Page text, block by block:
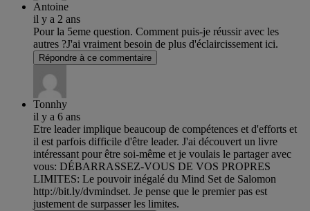
Antoine
il y a 2 ans
Pour la 5eme question. Comment puis-je réussir avec les
autres ?J'ai vraiment besoin de plus d'éclaircissement ici.
Répondre à ce commentaire
Tonnhy
il y a 6 ans
Etre leader implique beaucoup de compétences et d'efforts et
il est parfois difficile d'être leader. J'ai découvert un livre
intéressant pour être soi-même et je voulais le partager avec
vous: DÉBARRASSEZ-VOUS DE VOS PROPRES
LIMITES: Le pouvoir inégalé du Mind Set de Salomon
http://bit.ly/dvmindset. Je pense que le premier pas est
justement de surpasser les limites.